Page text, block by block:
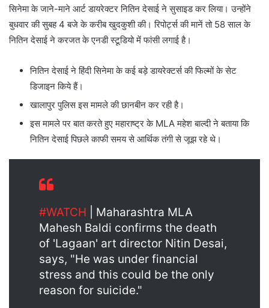
सिनेमा के जाने-माने आर्ट डायरेक्टर नितिन देसाई ने सुसाइड कर लिया। उन्होंने
बुधवार की सुबह 4 बजे के करीब खुदकुशी की। रिपोर्ट्स की मानें तो 58 साल के
नितिन देसाई ने करजत के एनडी स्टूडियो में फांसी लगाई है।
नितिन देसाई ने हिंदी सिनेमा के कई बड़े डायरेक्टर्स की फिल्मों के सेट
डिजाइन किये हैं।
खालापुर पुलिस इस मामले की छानबीन कर रही है।
इस मामले पर बात करते हुए महाराष्ट्र के MLA महेश बाल्दी ने बताया कि
नितिन देसाई पिछले काफी समय से आर्थिक तंगी से जूझ रहे थे।
#WATCH | Maharashtra MLA
Mahesh Baldi confirms the death
of 'Lagaan' art director Nitin Desai,
says, "He was under financial
stress and this could be the only
reason for suicide."